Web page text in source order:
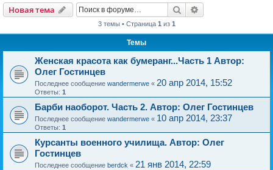
Новая тема Поиск
3 темы • Страница 1 из 1
Темы
Женская красота как бумеранг...Часть 1 Автор:
Олег Гостинцев
Последнее сообщение wandermerwe « 20 апр 2014, 15:52
Ответы: 1
Барби наоборот. Часть 2. Автор: Олег Гостинцев
Последнее сообщение wandermerwe « 10 апр 2014, 23:37
Ответы: 1
Курсанты военного училища. Автор: Олег
Гостинцев
Последнее сообщение berdck « 21 янв 2014, 22:59